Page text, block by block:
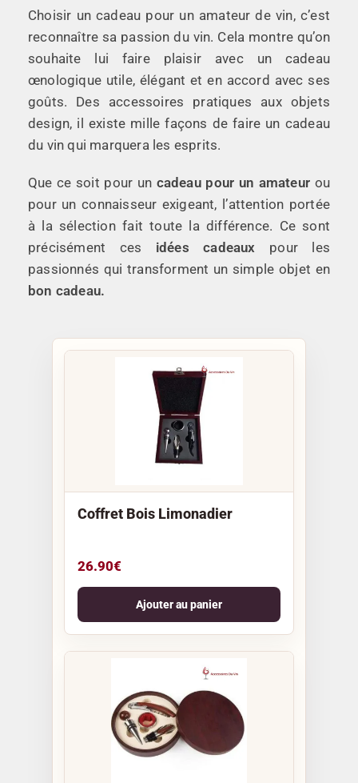
Choisir un cadeau pour un amateur de vin, c’est
reconnaître sa passion du vin. Cela montre qu’on
souhaite lui faire plaisir avec un cadeau
œnologique utile, élégant et en accord avec ses
goûts. Des accessoires pratiques aux objets
design, il existe mille façons de faire un cadeau
du vin qui marquera les esprits.
Que ce soit pour un cadeau pour un amateur ou
pour un connaisseur exigeant, l’attention portée
à la sélection fait toute la différence. Ce sont
précisément ces idées cadeaux pour les
passionnés qui transforment un simple objet en
bon cadeau.
Coffret Bois Limonadier
26.90€
Ajouter au panier